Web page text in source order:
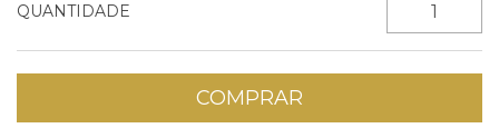
QUANTIDADE